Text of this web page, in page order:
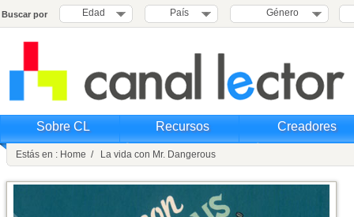
Buscar por Edad País Género
Sobre CL Recursos Creadores
Estás en : Home / La vida con Mr. Dangerous